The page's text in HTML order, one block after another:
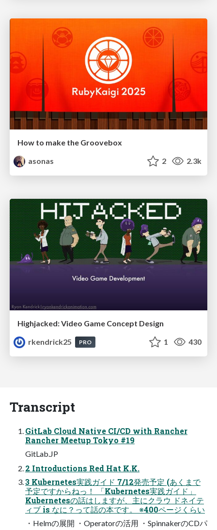
How to make the Groovebox
asonas
2 2.3k
Highjacked: Video Game Concept Design
rkendrick25
PRO 1 430
Transcript
GitLab Cloud Native CI/CD with Rancher
Rancher Meetup Tokyo #19
GitLab.JP
2 Introductions Red Hat K.K.
3 Kubernetes実践ガイド 7/12発売予定 (あくまで
予定ですからねっ！ 「Kubernetes実践ガイド」
Kubernetesの話はしますが、主にクラウ ドネイテ
ィブ is なに？って話の本です。 ※400ページくらい
・Helmの展開 ・Operatorの活用 ・SpinnakerのCDパ